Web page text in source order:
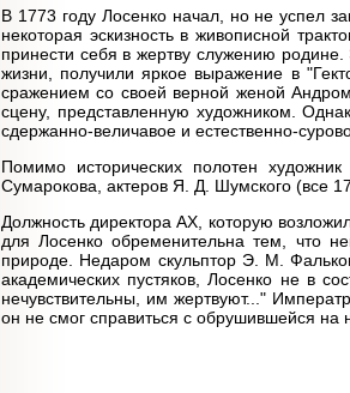
В 1773 году Лосенко начал, но не успел
некоторая эскизность в живописной
принести себя в жертву служению родине.
жизни, получили яркое выражение в
сражением со своей верной женой
сцену, представленную художником.
сдержанно-величавое и естественно-
Помимо исторических полотен
Сумарокова, актеров Я. Д. Шумского (все
Должность директора АХ, которую
для Лосенко обременительна тем, что
природе. Недаром скульптор Э. М.
академических пустяков, Лосенко не в
нечувствительны, им жертвуют..."
он не смог справиться с обрушившейся на